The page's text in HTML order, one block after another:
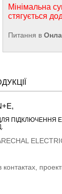
Мінімальна
стягується
Питання в
ПІДКЛЮЧЕННЯ